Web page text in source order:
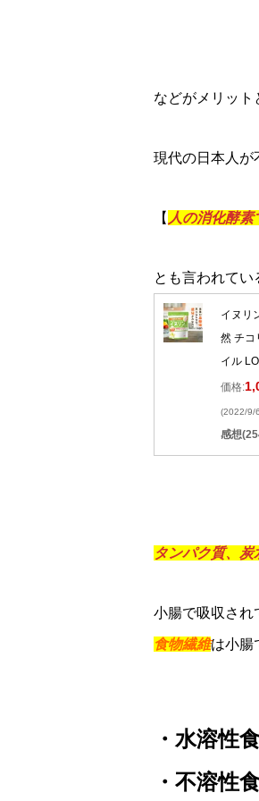
などがメリット
現代の日本人が
【 人の消化酵
とも言われてい
イヌリ
然 チコ
イル
価格:
(2022/9/
感想
タンパク質、
小腸で吸収され
食物繊維は小腸
・水溶性
・不溶性